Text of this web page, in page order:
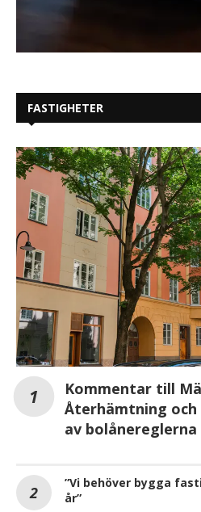
FASTIGHETER
Kommentar till
Återhämtning
av bolånereglerna
”Vi behöver bygga
år”